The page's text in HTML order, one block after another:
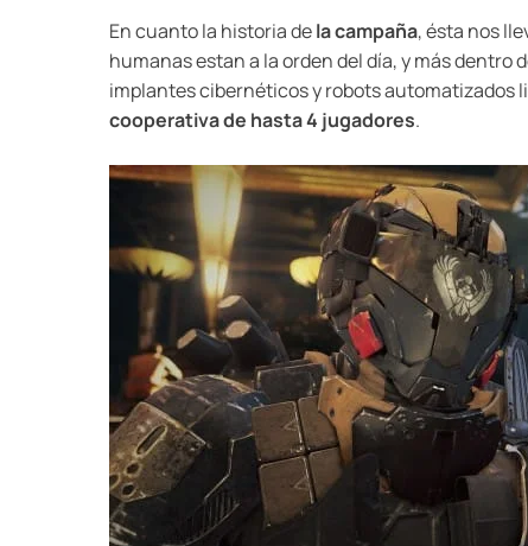
En cuanto la historia dela campaña, ésta nos
humanas estan a la orden del día, y más
implantes cibernéticos y robots automatizados
cooperativa de hasta 4 jugadores.